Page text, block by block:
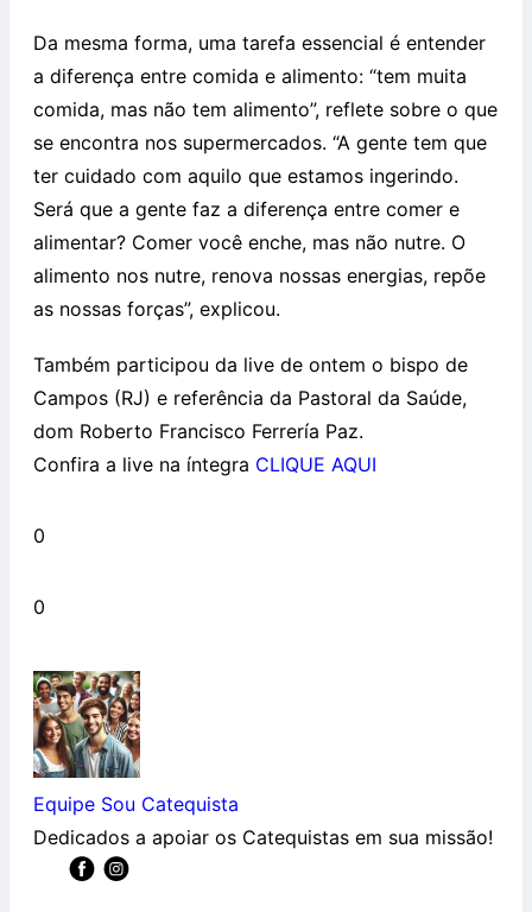
Da mesma forma, uma tarefa essencial é entender
a diferença entre comida e alimento: “tem muita
comida, mas não tem alimento”, reflete sobre o que
se encontra nos supermercados. “A gente tem que
ter cuidado com aquilo que estamos ingerindo.
Será que a gente faz a diferença entre comer e
alimentar? Comer você enche, mas não nutre. O
alimento nos nutre, renova nossas energias, repõe
as nossas forças”, explicou.
Também participou da live de ontem o bispo de
Campos (RJ) e referência da Pastoral da Saúde,
dom Roberto Francisco Ferrería Paz.
Confira a live na íntegra CLIQUE AQUI
0
0
Equipe Sou Catequista
Dedicados a apoiar os Catequistas em sua missão!